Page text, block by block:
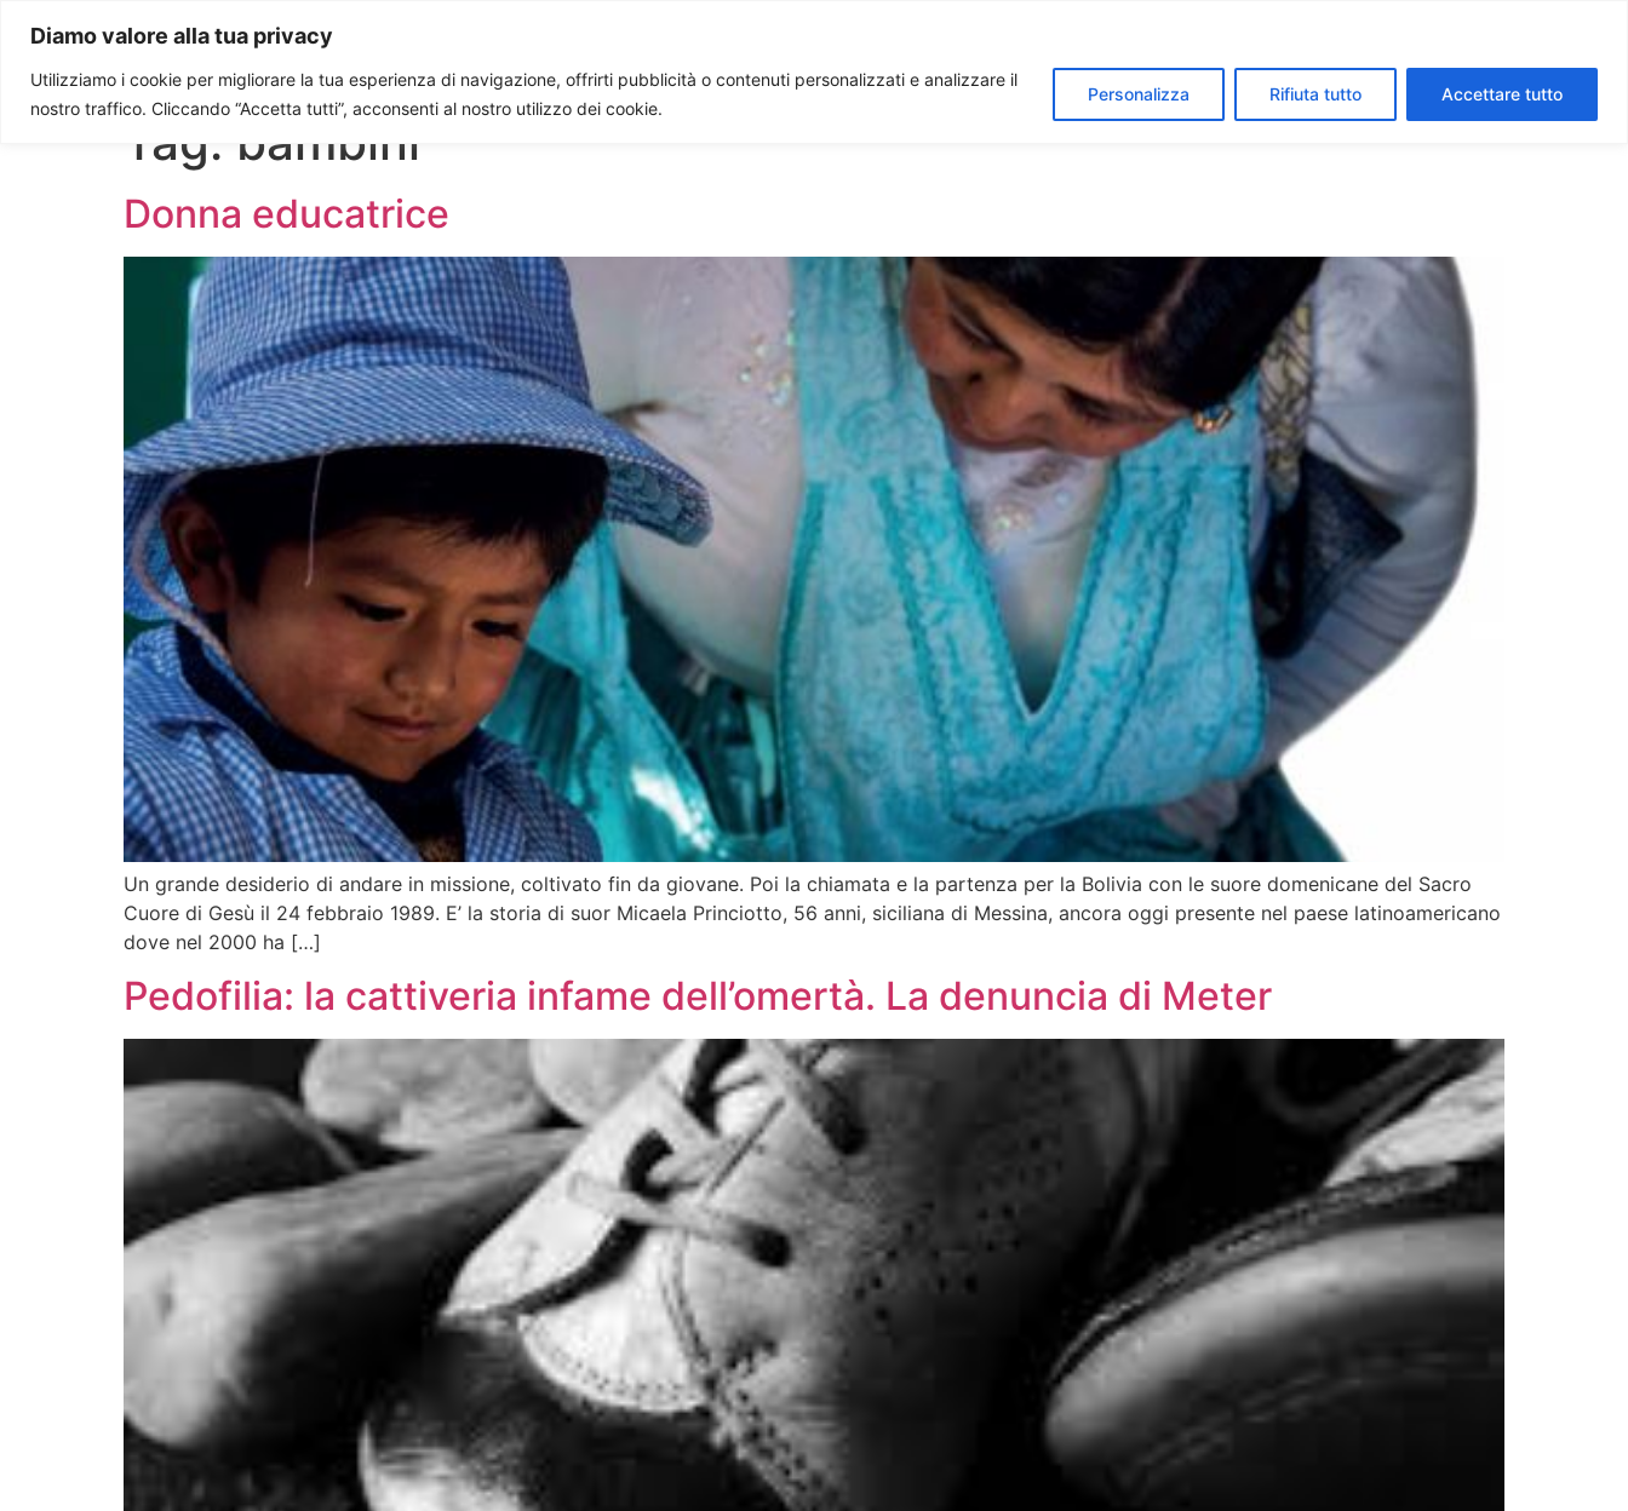
Diamo valore alla tua privacy
Utilizziamo i cookie per migliorare la tua esperienza di navigazione, offrirti pubblicità o contenuti personalizzati e analizzare il
nostro traffico. Cliccando “Accetta tutti”, acconsenti al nostro utilizzo dei cookie.
Personalizza Rifiuta tutto Accettare tutto
Paolo Ondarza
Tag: bambini
Donna educatrice
Un grande desiderio di andare in missione, coltivato fin da giovane. Poi la chiamata e la partenza per la Bolivia con le suore domenicane del Sacro
Cuore di Gesù il 24 febbraio 1989. E’ la storia di suor Micaela Princiotto, 56 anni, siciliana di Messina, ancora oggi presente nel paese latinoamericano
dove nel 2000 ha […]
Pedofilia: la cattiveria infame dell’omertà. La denuncia di Meter